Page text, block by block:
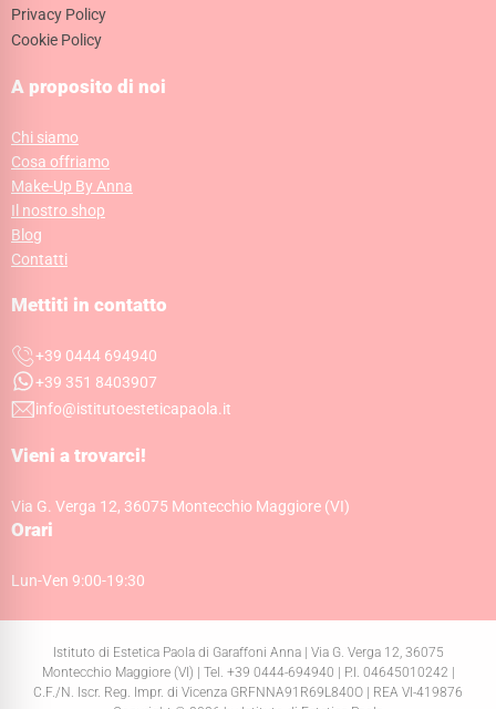
Privacy Policy
Cookie Policy
A proposito di noi
Chi siamo
Cosa offriamo
Make-Up By Anna
Il nostro shop
Blog
Contatti
Mettiti in contatto
+39 0444 694940
+39 351 8403907
info@istitutoesteticapaola.it
Vieni a trovarci!
Via G. Verga 12, 36075 Montecchio Maggiore (VI)
Orari
Lun-Ven 9:00-19:30
Istituto di Estetica Paola di Garaffoni Anna | Via G. Verga 12, 36075
Montecchio Maggiore (VI) | Tel. +39 0444-694940 | P.I. 04645010242 |
C.F./N. Iscr. Reg. Impr. di Vicenza GRFNNA91R69L840O | REA VI-419876